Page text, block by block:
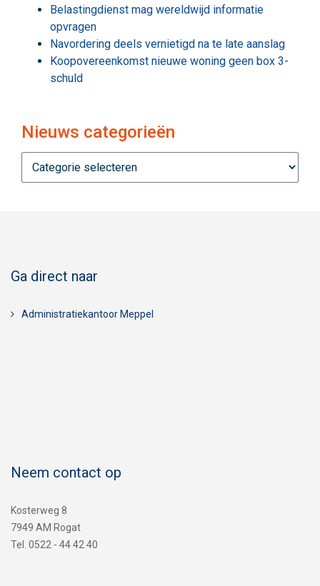
Belastingdienst mag wereldwijd informatie
opvragen
Navordering deels vernietigd na te late aanslag
Koopovereenkomst nieuwe woning geen box 3-
schuld
Nieuws categorieën
categorieën
Ga direct naar
Administratiekantoor Meppel
Neem contact op
Kosterweg 8
7949 AM Rogat
Tel. 0522 - 44 42 40